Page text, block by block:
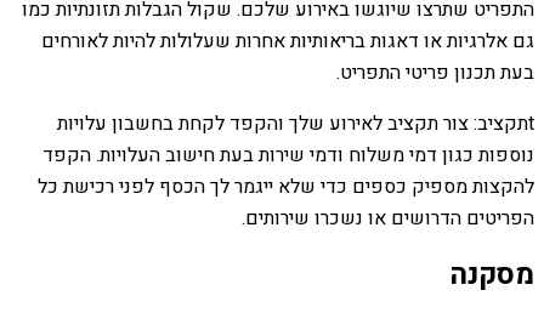
התפריט שתרצו שיוגשו באירוע שלכם. שקול הגבלות תזונתיות כמו
גם אלרגיות או דאגות בריאותיות אחרות שעלולות להיות לאורחים
בעת תכנון פריטי התפריט.
tתקציב: צור תקציב לאירוע שלך והקפד לקחת בחשבון עלויות
נוספות כגון דמי משלוח ודמי שירות בעת חישוב העלויות. הקפד
להקצות מספיק כספים כדי שלא ייגמר לך הכסף לפני רכישת כל
הפריטים הדרושים או נשכרו שירותים.
מסקנה